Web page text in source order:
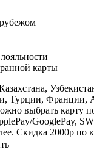
карты
Турции, Франции,
выбрать карту
GooglePay,
Скидка 2000р по